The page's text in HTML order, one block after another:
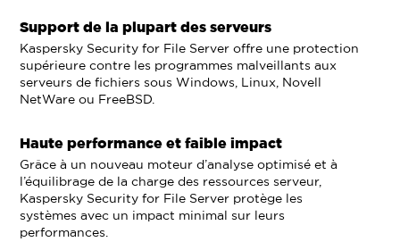
Support de la plupart des serveurs
Kaspersky Security for File Server offre une protection
supérieure contre les programmes malveillants aux
serveurs de fichiers sous Windows, Linux, Novell
NetWare ou FreeBSD.
Haute performance et faible impact
Grâce à un nouveau moteur d’analyse optimisé et à
l’équilibrage de la charge des ressources serveur,
Kaspersky Security for File Server protège les
systèmes avec un impact minimal sur leurs
performances.